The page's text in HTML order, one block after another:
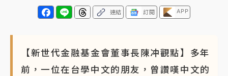
連結 訂閱 APP
【新世代金融基金會董事長陳冲觀點】多年
前，一位在台學中文的朋友，曾讚嘆中文的